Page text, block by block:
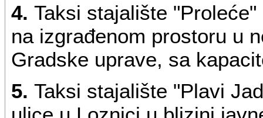
4. Taksi stajalište
na izgrađenom prostoru u
Gradske uprave, sa
5. Taksi stajalište "Plavi